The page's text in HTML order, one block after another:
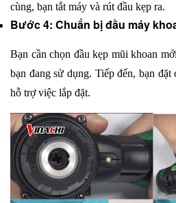
cùng, bạn tắt máy và rút đầu kẹp ra.
Bước 4: Chuẩn bị đầu máy
Bạn cần chọn đầu kẹp mũi khoan
bạn đang sử dụng. Tiếp đến, bạn
hỗ trợ việc lắp đặt.